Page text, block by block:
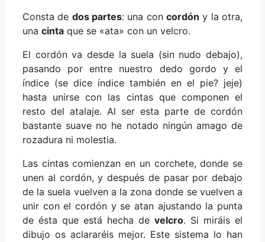
Consta de dos partes: una concordón y la otra,
una cinta que se «ata» con un velcro.
El cordón va desde la suela (sin nudo debajo),
pasando por entre nuestro dedo gordo y el
índice (se dice índice también en el pie? jeje)
hasta unirse con las cintas que componen el
resto del atalaje. Al ser esta parte de cordón
bastante suave no he notado ningún amago de
rozadura ni molestia.
Las cintas comienzan en un corchete, donde se
unen al cordón, y después de pasar por debajo
de la suela vuelven a la zona donde se vuelven a
unir con el cordón y se atan ajustando la punta
de ésta que está hecha de velcro. Si miráis el
dibujo os aclararéis mejor. Este sistema lo han